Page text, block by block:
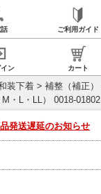
話 ご利用ガイド
イン カート
装下着 > 補整（補正）
・L・LL） 0018-01802
発送遅延のお知らせ